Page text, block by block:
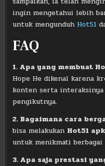
ingin mengetahui lebih
untuk mengunduh Hot51
FAQ
1. Apa yang membuat
Hope He dikenal karena
konten serta interaksinya
pengikutnya.
2. Bagaimana cara
bisa melakukan Hot51
untuk menikmati
3. Apa saja prestasi